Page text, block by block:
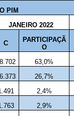
PIM
JANEIRO 2022
C
PARTICIPAÇÃ
O
63,0%
26,7%
2,4%
2,9%